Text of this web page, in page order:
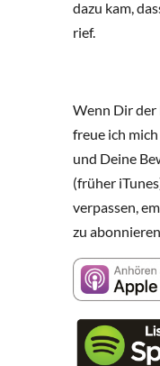
dazu kam,
rief.
Wenn Dir der
freue ich
und Deine
(früher
verpassen,
zu